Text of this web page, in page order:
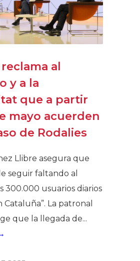
al
y a la
que a partir
mayo acuerden
de Rodalies
Llibre asegura que
seguir faltando al
300.000 usuarios diarios
La patronal
que la llegada de...